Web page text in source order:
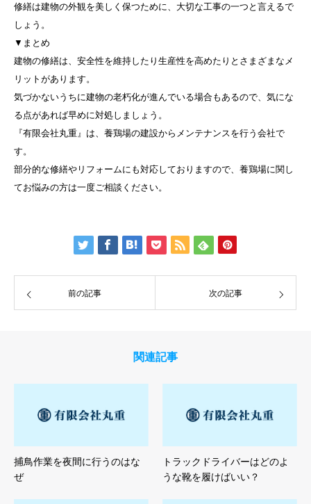
修繕は建物の外観を美しく保つために、大切な工事の一つと言えるで
しょう。
▼まとめ
建物の修繕は、安全性を維持したり生産性を高めたりとさまざまなメ
リットがあります。
気づかないうちに建物の老朽化が進んでいる場合もあるので、気にな
る点があれば早めに対処しましょう。
『有限会社丸重』は、養鶏場の建設からメンテナンスを行う会社で
す。
部分的な修繕やリフォームにも対応しておりますので、養鶏場に関し
てお悩みの方は一度ご相談ください。
前の記事 次の記事
関連記事
捕鳥作業を夜間に行うのはな
ぜ
トラックドライバーはどのよ
うな靴を履けばいい？